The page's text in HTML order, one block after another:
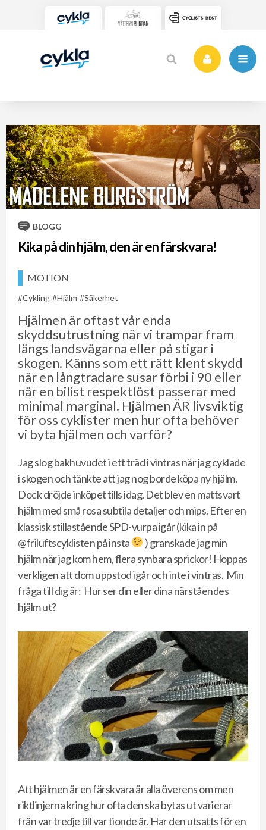
BLOGG
Kika på din hjälm, den är en färskvara!
MOTION
Cykling Hjälm Säkerhet
Hjälmen är oftast vår enda
skyddsutrustning när vi trampar fram
längs landsvägarna eller på stigar i
skogen. Känns som ett rätt klent skydd
när en långtradare susar förbi i 90 eller
när en bilist respektlöst passerar med
minimal marginal. Hjälmen ÄR livsviktig
för oss cyklister men hur ofta behöver
vi byta hjälmen och varför?
Jag slog bakhuvudet i ett träd i vintras när jag cyklade
i skogen och tänkte att jag nog borde köpa ny hjälm.
Dock dröjde inköpet tills idag. Det blev en mattsvart
hjälm med små rosa subtila detaljer och mips. Efter en
klassisk stillastående SPD-vurpa igår (kika in på
@friluftscyklisten på insta
) granskade jag min
hjälm när jag kom hem, flera synbara sprickor! Hoppas
verkligen att dom uppstod igår och inte i vintras. Min
fråga till dig är: Hur ser din eller dina närståendes
hjälm ut?
Att hjälmen är en färskvara är alla överens om men
riktlinjerna kring hur ofta den ska bytas ut varierar
från var tredje till var tionde år. Har den utsatts för en